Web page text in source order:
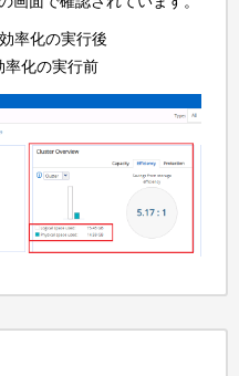
率化の実行後
率化の実行前